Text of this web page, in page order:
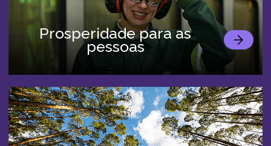
Prosperidade para as
pessoas